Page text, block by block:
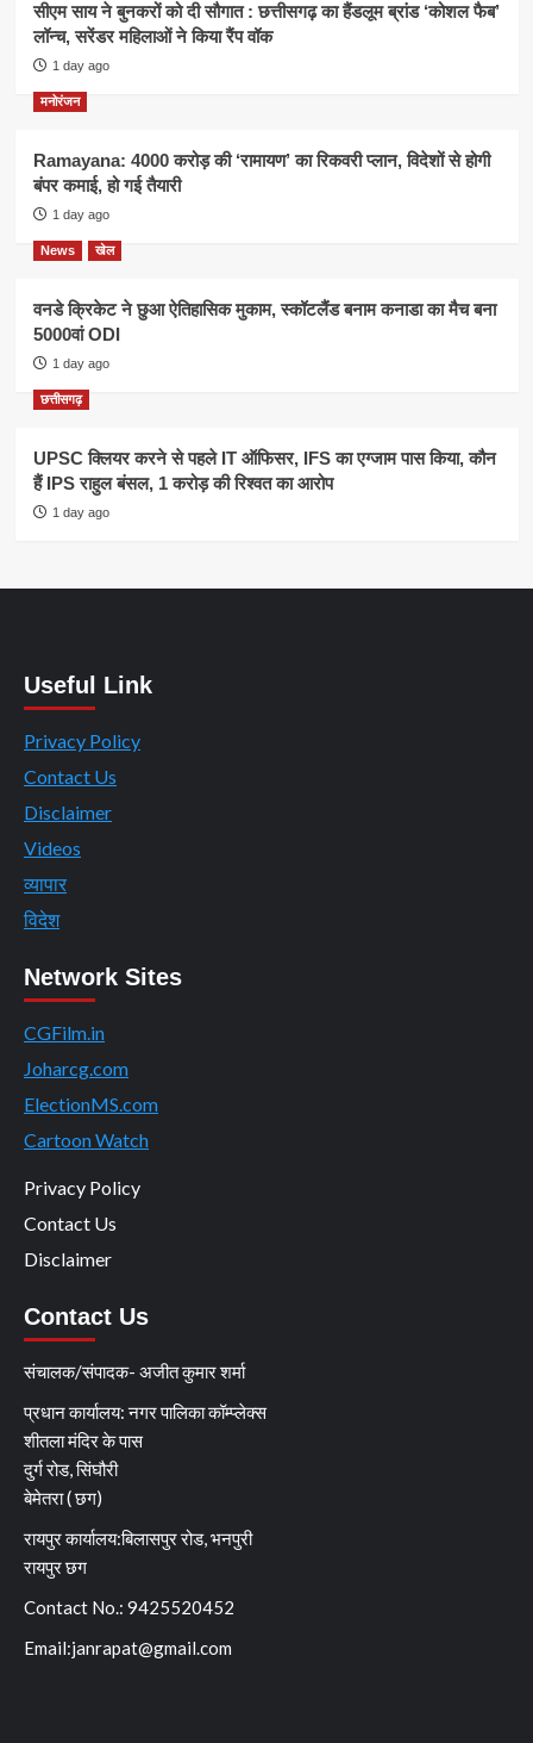
सीएम साय ने बुनकरों को दी सौगात : छत्तीसगढ़ का हैंडलूम ब्रांड ‘कोशल फैब’
लॉन्च, सरेंडर महिलाओं ने किया रैंप वॉक
1 day ago
मनोरंजन
Ramayana: 4000 करोड़ की ‘रामायण’ का रिकवरी प्लान, विदेशों से होगी
बंपर कमाई, हो गई तैयारी
1 day ago
News खेल
वनडे क्रिकेट ने छुआ ऐतिहासिक मुकाम, स्कॉटलैंड बनाम कनाडा का मैच बना
5000वां ODI
1 day ago
छत्तीसगढ़
UPSC क्लियर करने से पहले IT ऑफिसर, IFS का एग्जाम पास किया, कौन
हैं IPS राहुल बंसल, 1 करोड़ की रिश्वत का आरोप
1 day ago
Useful Link
Privacy Policy
Contact Us
Disclaimer
Videos
व्यापार
विदेश
Network Sites
CGFilm.in
Joharcg.com
ElectionMS.com
Cartoon Watch
Privacy Policy
Contact Us
Disclaimer
Contact Us
संचालक/संपादक- अजीत कुमार शर्मा
प्रधान कार्यालय: नगर पालिका कॉम्प्लेक्स
शीतला मंदिर के पास
दुर्ग रोड, सिंघौरी
बेमेतरा ( छग)
रायपुर कार्यालय:बिलासपुर रोड, भनपुरी
रायपुर छग
Contact No.: 9425520452
Email:janrapat@gmail.com